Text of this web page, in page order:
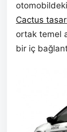
otomobildeki
Cactus
ortak temel
bir iç